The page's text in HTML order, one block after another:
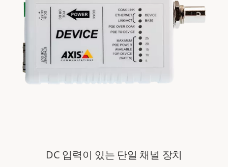
DC 입력이 있는 단일 채널 장치